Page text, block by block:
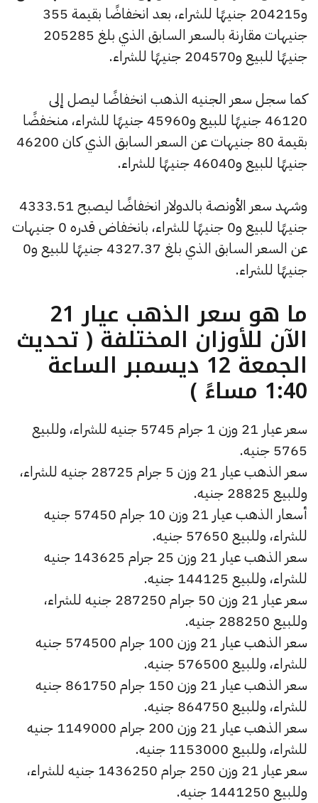
و204215 جنيهًا للشراء، بعد انخفاضًا بقيمة 355
جنيهات مقارنة بالسعر السابق الذي بلغ 205285
جنيهًا للبيع و204570 جنيهًا للشراء.
كما سجل سعر الجنيه الذهب انخفاضًا ليصل إلى
46120 جنيهًا للبيع و45960 جنيهًا للشراء، منخفضًا
بقيمة 80 جنيهات عن السعر السابق الذي كان 46200
جنيهًا للبيع و46040 جنيهًا للشراء.
وشهد سعر الأونصة بالدولار انخفاضًا ليصبح 4333.51
جنيهًا للبيع و0 جنيهًا للشراء، بانخفاض قدره 0 جنيهات
عن السعر السابق الذي بلغ 4327.37 جنيهًا للبيع و0
جنيهًا للشراء.
ما هو سعر الذهب عيار 21
الآن للأوزان المختلفة ( تحديث
الجمعة 12 ديسمبر الساعة
1:40 مساءً )
سعر عيار 21 وزن 1 جرام 5745 جنيه للشراء، وللبيع
5765 جنيه.
سعر الذهب عيار 21 وزن 5 جرام 28725 جنيه للشراء،
وللبيع 28825 جنيه.
أسعار الذهب عيار 21 وزن 10 جرام 57450 جنيه
للشراء، وللبيع 57650 جنيه.
سعر الذهب عيار 21 وزن 25 جرام 143625 جنيه
للشراء، وللبيع 144125 جنيه.
سعر عيار 21 وزن 50 جرام 287250 جنيه للشراء،
وللبيع 288250 جنيه.
سعر الذهب عيار 21 وزن 100 جرام 574500 جنيه
للشراء، وللبيع 576500 جنيه.
سعر الذهب عيار 21 وزن 150 جرام 861750 جنيه
للشراء، وللبيع 864750 جنيه.
سعر الذهب عيار 21 وزن 200 جرام 1149000 جنيه
للشراء، وللبيع 1153000 جنيه.
سعر عيار 21 وزن 250 جرام 1436250 جنيه للشراء،
وللبيع 1441250 جنيه.